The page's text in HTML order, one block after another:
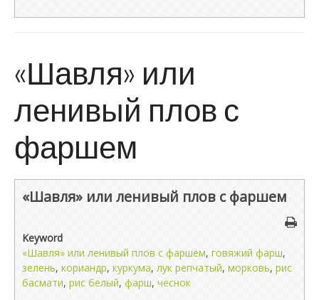
«Шавля» или
ленивый плов с
фаршем
«Шавля» или ленивый плов с фаршем
Keyword
«Шавля» или ленивый плов с фаршем, говяжий фарш,
зелень, кориандр, куркума, лук репчатый, морковь, рис
басмати, рис белый, фарш, чеснок